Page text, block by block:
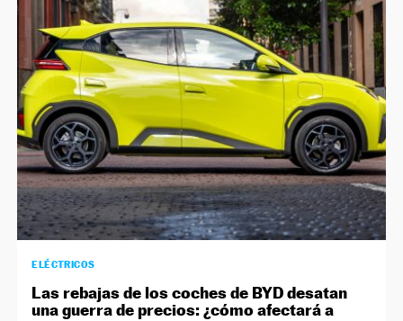
ELÉCTRICOS
Las rebajas de los coches de BYD desatan
una guerra de precios: ¿cómo afectará a